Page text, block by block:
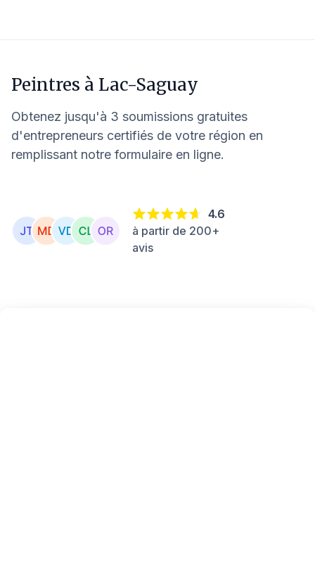
Peintres à Lac-Saguay
Obtenez jusqu'à 3 soumissions gratuites
d'entrepreneurs certifiés de votre région en
remplissant notre formulaire en ligne.
4.6
à partir de 200+
avis